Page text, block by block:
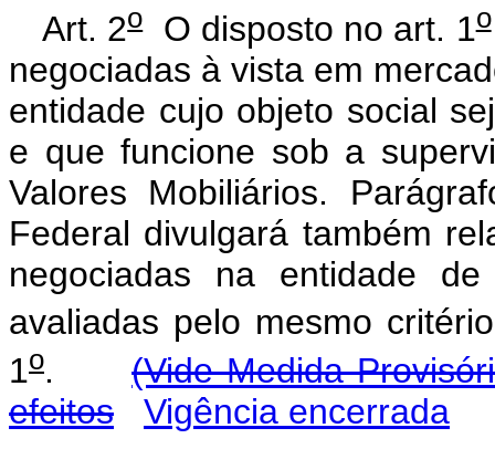
Art. 2oO disposto no art. 1o
negociadas à vista em
entidade cujo objeto social
e que funcione sob a
Valores Mobiliários.
Federal divulgará também
negociadas na entidade
avaliadas pelo mesmo
1o.
(Vide Medida
efeitos
Vigência encerrada